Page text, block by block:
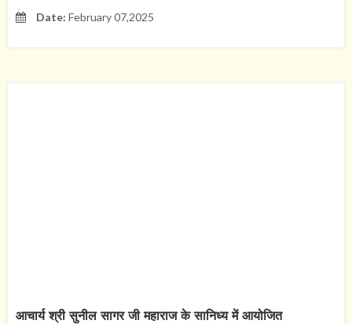
Date: February 07,2025
आचार्य श्री सुनील सागर जी महाराज के सानिध्य में आयोजित